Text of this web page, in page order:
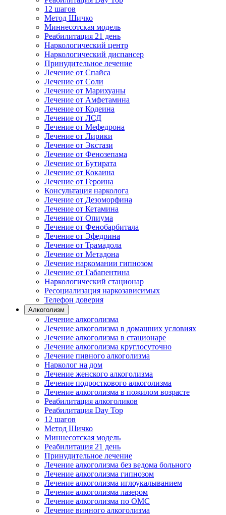
12 шагов
Метод Шичко
Миннесотская модель
Реабилитация 21 день
Наркологический центр
Наркологический диспансер
Принудительное лечение
Лечение от Спайса
Лечение от Соли
Лечение от Марихуаны
Лечение от Амфетамина
Лечение от Кодеина
Лечение от ЛСД
Лечение от Мефедрона
Лечение от Лирики
Лечение от Экстази
Лечение от Фенозепама
Лечение от Бутирата
Лечение от Кокаина
Лечение от Героина
Консультация нарколога
Лечение от Дезоморфина
Лечение от Кетамина
Лечение от Опиума
Лечение от Фенобарбитала
Лечение от Эфедрина
Лечение от Трамадола
Лечение от Метадона
Лечение наркомании гипнозом
Лечение от Габапентина
Наркологический стационар
Ресоциализация наркозависимых
Телефон доверия
Алкоголизм
Лечение алкоголизма
Лечение алкоголизма в домашних условиях
Лечение алкоголизма в стационаре
Лечение алкоголизма круглосуточно
Лечение пивного алкоголизма
Нарколог на дом
Лечение женского алкоголизма
Лечение подросткового алкоголизма
Лечение алкоголизма в пожилом возрасте
Реабилитация алкоголиков
Реабилитация Day Top
12 шагов
Метод Шичко
Миннесотская модель
Реабилитация 21 день
Принудительное лечение
Лечение алкоголизма без ведома больного
Лечение алкоголизма гипнозом
Лечение алкоголизма иглоукалыванием
Лечение алкоголизма лазером
Лечение алкоголизма по ОМС
Лечение винного алкоголизма